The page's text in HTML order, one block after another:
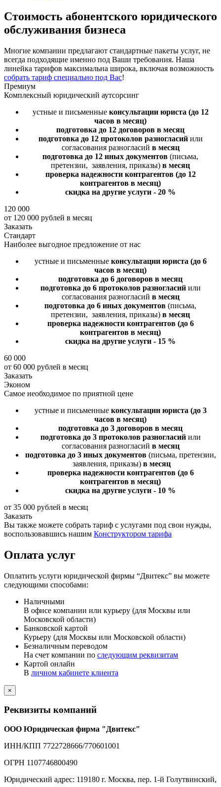
Стоимость абонентского юридического
обслуживания бизнеса
Многие компании предлагают стандартные пакеты услуг, не
всегда подходящие именно под Ваши требования. Наша
линейка тарифов максимальна широка, включая возможность
собрать тариф специально под Вас!
Премиум
Комплексный юридический аутсорсинг
устные и письменные консультации юриста (до 12
часов в месяц)
подготовка до 12 договоров в месяц
подготовка до 12 протоколов разногласийили
согласования разногласий в месяц
подготовка до 12 иных документов (письма,
претензии, заявления, приказы) в месяц
проверка надежности контрагентов (до 12
контрагентов в месяц)
скидка на другие услуги - 20 %
120 000
от 120 000 рублей в месяц
Заказать
Стандарт
Наиболее выгодное предложение от нас
устные и письменные консультации юриста (до 6
часов в месяц)
подготовка до 6 договоров в месяц
подготовка до 6 протоколов разногласийили
согласования разногласий в месяц
подготовка до 6 иных документов (письма,
претензии, заявления, приказы) в месяц
проверка надежности контрагентов (до 6
контрагентов в месяц)
скидка на другие услуги - 15 %
60 000
от 60 000 рублей в месяц
Заказать
Эконом
Самое необходимое по приятной цене
устные и письменные консультации юриста (до 3
часов в месяц)
подготовка до 3 договоров в месяц
подготовка до 3 протоколов разногласийили
согласования разногласий в месяц
подготовка до 3 иных документов(письма, претензии,
заявления, приказы) в месяц
проверка надежности контрагентов (до 6
контрагентов в месяц)
скидка на другие услуги - 10 %
от 35 000 рублей в месяц
Заказать
Вы также можете собрать тариф с услугами под свои нужды,
воспользовавшись нашим Конструктором тарифа
Оплата услуг
Оплатить услуги юридической фирмы “Двитекс” вы можете
следующими способами:
Наличными
В офисе компании или курьеру (для Москвы или
Московской области)
Банковской картой
Курьеру (для Москвы или Московской области)
Безналичным переводом
На счет компании по следующим реквизитам
Картой онлайн
В личном кабинете клиента
×
Реквизиты компаний
ООО Юридическая фирма "Двитекс"
ИНН/КПП 7722728666/770601001
ОГРН 1107746800490
Юридический адрес: 119180 г. Москва, пер. 1-й Голутвинский,